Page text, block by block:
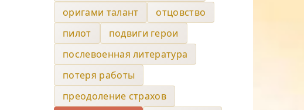
оригами талант
отцовство
пилот
подвиги герои
послевоенная литература
потеря работы
преодоление страхов